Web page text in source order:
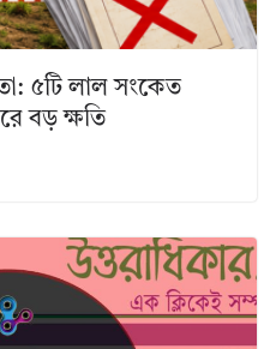
৫টি লাল সংকেত
বড় ক্ষতি